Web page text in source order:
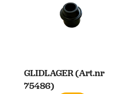
GLIDLAGER (Art.nr
75486)